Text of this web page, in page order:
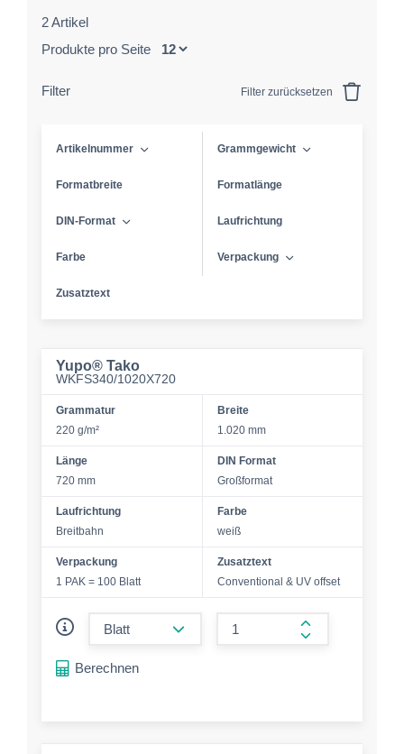
2 Artikel
Produkte pro Seite
Filter Filter zurücksetzen
Artikelnummer Grammgewicht
Formatbreite Formatlänge
DIN-Format Laufrichtung
Farbe Verpackung
Zusatztext
Yupo® Tako
WKFS340/1020X720
Grammatur
220 g/m²
Breite
1.020 mm
Länge
720 mm
DIN Format
Großformat
Laufrichtung
Breitbahn
Farbe
weiß
Verpackung
1 PAK = 100 Blatt
Zusatztext
Conventional & UV offset
form.increase-
Berechnen